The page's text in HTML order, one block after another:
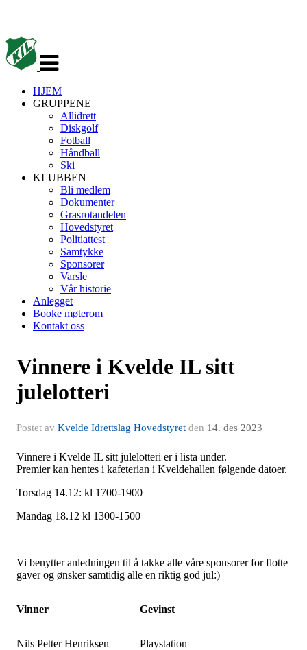
navigasjon
HJEM
GRUPPENE
Allidrett
Diskgolf
Fotball
Håndball
Ski
KLUBBEN
Bli medlem
Dokumenter
Grasrotandelen
Hovedstyret
Politiattest
Samtykke
Sponsorer
Varsle
Vår historie
Anlegget
Booke møterom
Kontakt oss
Vinnere i Kvelde IL sitt
julelotteri
Postet av Kvelde Idrettslag Hovedstyret den 14. des 2023
Vinnere i Kvelde IL sitt julelotteri er i lista under.
Premier kan hentes i kafeterian i Kveldehallen følgende datoer.
Torsdag 14.12: kl 1700-1900
Mandag 18.12 kl 1300-1500
Vi benytter anledningen til å takke alle våre sponsorer for flotte
gaver og ønsker samtidig alle en riktig god jul:)
Vinner Gevinst
Nils Petter Henriksen Playstation